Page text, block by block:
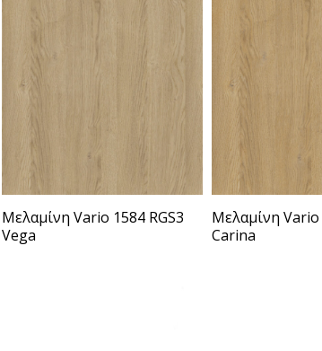
Μελαμίνη Vario 1584 RGS3
Vega
Μελαμίνη Vario
Carina